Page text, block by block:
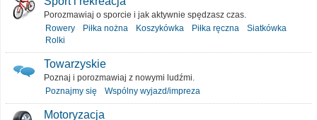
Porozmawiaj o sporcie i jak aktywnie spędzasz czas.
Rowery
Piłka nożna Koszykówka Piłka ręczna
Siatkówka
Rolki
Towarzyskie
Poznaj i porozmawiaj z nowymi ludźmi.
Poznajmy się
Wspólny wyjazd/impreza
Motoryzacja